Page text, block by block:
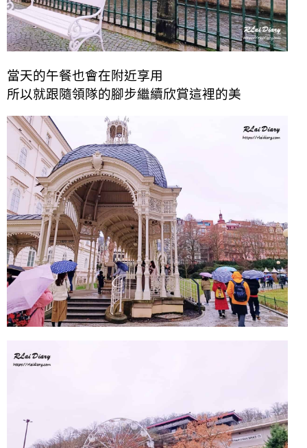
當天的午餐也會在附近享用
所以就跟隨領隊的腳步繼續欣賞這裡的美